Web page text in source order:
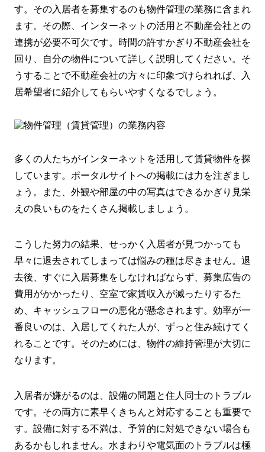
す。その入居者を募集するのも物件管理の業務に含まれ
ます。その際、インターネットの活用と不動産会社との
連携が必要不可欠です。時間の許すかぎり不動産会社を
回り、自分の物件について詳しく説明してください。そ
うすることで不動産会社の方々に印象づけられれば、入
居希望者に紹介してもらいやすくなるでしょう。
多くの人たちがインターネットを活用して賃貸物件を探
しています。ポータルサイトへの掲載には力を注ぎまし
ょう。また、外観や部屋の中の写真はできるかぎり見栄
えの良いものをたくさん掲載しましょう。
こうした努力の結果、せっかく入居者が見つかっても
早々に退去されてしまっては悩みの種は尽きません。退
去後、すぐに入居募集をしなければならず、募集広告の
費用がかかったり、空室で家賃収入が減ったりするた
め、キャッシュフローの悪化が懸念されます。効率が一
番良いのは、入居してくれた人が、ずっと住み続けてく
れることです。そのためには、物件の維持管理が大切に
なります。
入居者が嫌がるのは、設備の問題と住人同士のトラブル
です。その両方に素早くきちんと対応することも重要で
す。設備に対する不満は、予算的に対処できない場合も
あるかもしれません。水まわりや電気面のトラブルは極